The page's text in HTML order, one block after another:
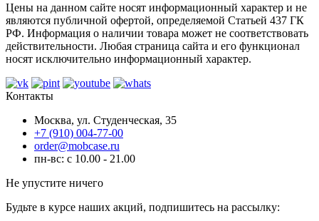
Цены на данном сайте носят информационный характер и не
являются публичной офертой, определяемой Статьей 437 ГК
РФ. Информация о наличии товара может не соответствовать
действительности. Любая страница сайта и его функционал
носят исключительно информационный характер.
Контакты
Москва, ул. Студенческая, 35
+7 (910) 004-77-00
order@mobcase.ru
пн-вс: с 10.00 - 21.00
Не упустите ничего
Будьте в курсе наших акций, подпишитесь на рассылку: